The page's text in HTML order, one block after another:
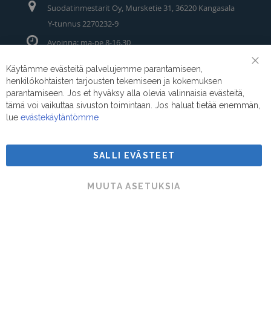
Suodatinmestarit Oy, Mursketie 31, 36220 Kangasala
Y-tunnus 2270232-9
Avoinna: ma-pe 8-16.30
Puhelin/Whatsapp:
Sähköposti:myynti@suodatinmestarit.fi
Suodatinmestarit © 2026
Käytämme evästeitä palvelujemme parantamiseen,
henkilökohtaisten tarjousten tekemiseen ja kokemuksen
parantamiseen. Jos et hyväksy alla olevia valinnaisia evästeitä,
tämä voi vaikuttaa sivuston toimintaan. Jos haluat tietää enemmän,
lue evästekäytäntömme
SALLI EVÄSTEET
MUUTA ASETUKSIA